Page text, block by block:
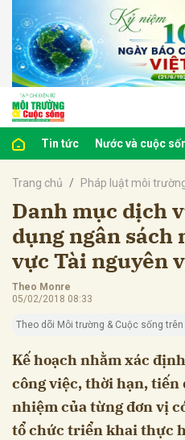
Tin tức Nước và cuộc
Trang chủ Pháp luật môi
Danh mục dịch
dụng ngân sách
vực Tài nguyên
Theo Monre
05/02/2018 08:33
Theo dõi Môi trường & Cuộc sống trên
Kế hoạch nhằm xác
công việc, thời hạn,
nhiệm của từng đơn vị
tổ chức triển khai thực
luận